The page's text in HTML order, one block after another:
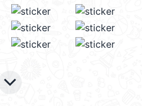
keyboard_arrow_down